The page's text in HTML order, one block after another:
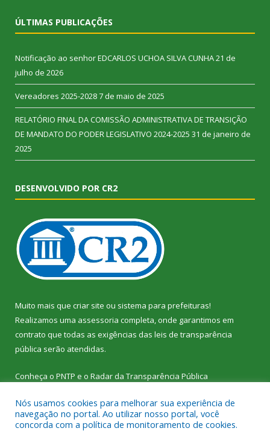
ÚLTIMAS PUBLICAÇÕES
Notificação ao senhor EDCARLOS UCHOA SILVA CUNHA21 de
julho de 2026
Vereadores 2025-20287 de maio de 2025
RELATÓRIO FINAL DA COMISSÃO ADMINISTRATIVA DE TRANSIÇÃO
DE MANDATO DO PODER LEGISLATIVO 2024-2025 31 de janeiro de
2025
DESENVOLVIDO POR CR2
Muito mais que criar site ou sistema para prefeituras!
Realizamos uma assessoria completa, onde garantimos em
contrato que todas as exigências das leis de transparência
pública serão atendidas.
Conheça o PNTP e o Radar da Transparência Pública
Nós usamos cookies para melhorar sua experiência de
navegação no portal. Ao utilizar nosso portal, você
concorda com a política de monitoramento de cookies.